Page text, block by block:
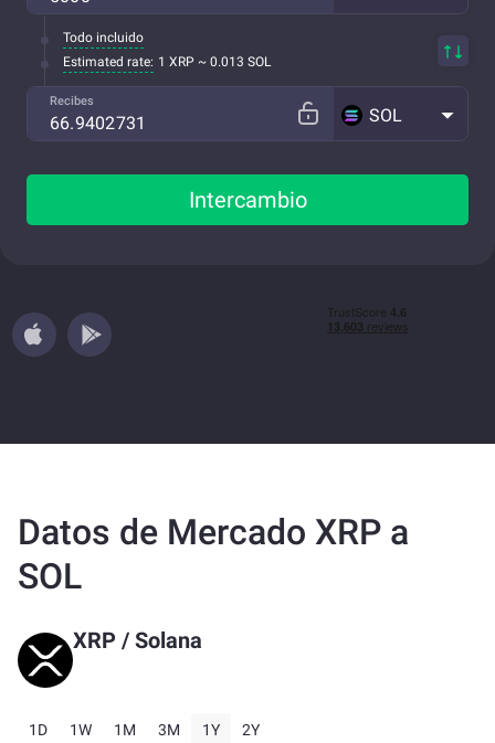
Todo incluido
Estimated rate: 1 XRP ~ 0.013 SOL
Recibes
SOL
Intercambio
Datos de Mercado XRP a
SOL
XRP / Solana
1D 1W 1M 3M 1Y 2Y